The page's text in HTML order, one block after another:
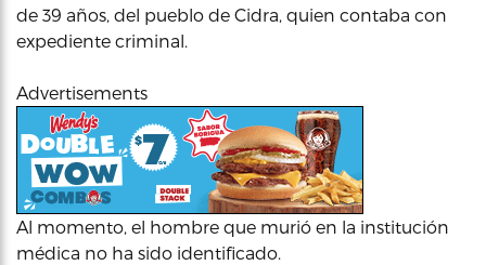
de 39 años, del pueblo de Cidra, quien contaba con
expediente criminal.
Advertisements
Al momento, el hombre que murió en la institución
médica no ha sido identificado.